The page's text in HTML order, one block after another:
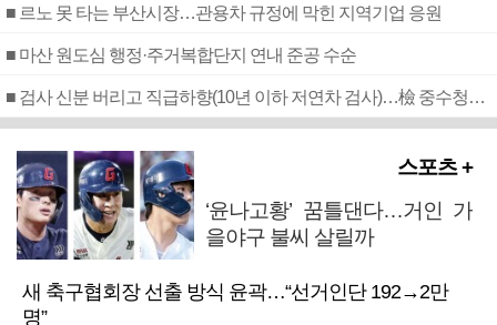
■ 르노 못 타는 부산시장…관용차 규정에 막힌 지역기업 응원
■ 마산 원도심 행정·주거복합단지 연내 준공 수순
■ 검사 신분 버리고 직급하향(10년 이하 저연차 검사)…檢 중수청행 기피
스포츠 +
‘윤나고황’ 꿈틀댄다…거인 가
을야구 불씨 살릴까
새 축구협회장 선출 방식 윤곽…“선거인단 192→2만
명”